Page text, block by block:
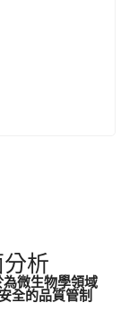
析
微生物學領域
全的品質管制